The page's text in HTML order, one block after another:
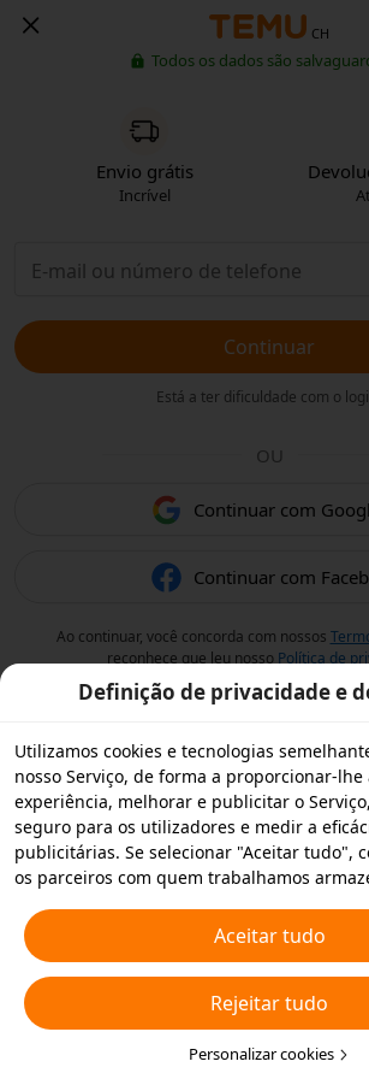
CH
Todos os dados são
Envio grátis
Incrível
Continuar
Está a ter dificuldade com o
OU
Continuar com
Continuar com
Ao continuar, você concorda com nossos
reconhece que leu nosso Política de
Definição de privacidade e
Utilizamos cookies e tecnologias
nosso Serviço, de forma a proporcionar-
experiência, melhorar e publicitar o
seguro para os utilizadores e medir a
publicitárias. Se selecionar "Aceitar tudo",
os parceiros com quem trabalhamos
publicitários. Também pode "Rejeitar todos"
essenciais ou escolher os tipos de cookies
aceitar ou desativar clicando em
ou em qualquer altura nas suas definições
Para obter mais informações, consulte a
a Cookies e Tecnologias Semelhantes.
Aceitar tudo
Rejeitar tudo
Personalizar cookies